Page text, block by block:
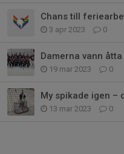
Chans till
3 apr 2023 0
Damerna vann
19 mar 2023 0
My spikade igen –
13 mar 2023 0